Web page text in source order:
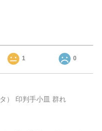
1 0
） 印判手小皿 群れ